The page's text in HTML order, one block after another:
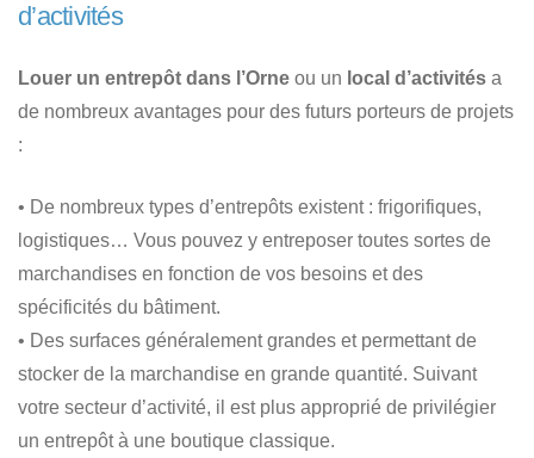
d’activités
Louer un entrepôt dans l’Orne ou un local d’activités a
de nombreux avantages pour des futurs porteurs de projets
:
• De nombreux types d’entrepôts existent : frigorifiques,
logistiques… Vous pouvez y entreposer toutes sortes de
marchandises en fonction de vos besoins et des
spécificités du bâtiment.
• Des surfaces généralement grandes et permettant de
stocker de la marchandise en grande quantité. Suivant
votre secteur d’activité, il est plus approprié de privilégier
un entrepôt à une boutique classique.